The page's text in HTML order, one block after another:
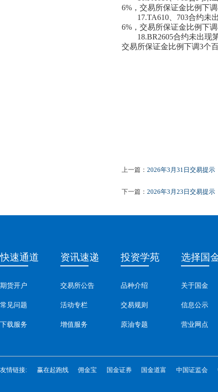
6%，交易所保证金比例下
17.TA610、703合约未
6%，交易所保证金比例下
18.BR2605合约未出现
交易所保证金比例下调3个
上一篇： 2026年3月31日交易提示
下一篇： 2026年3月23日交易提示
快速通道
期货开户
常见问题
下载服务
资讯速递
交易所公告
活动专栏
增值服务
投资学苑
品种介绍
交易规则
原油专题
选择国
关于国金
信息公示
营业网点
友情链接: 赢在起跑线 佣金宝 国金证券 国金道富 中国证监会